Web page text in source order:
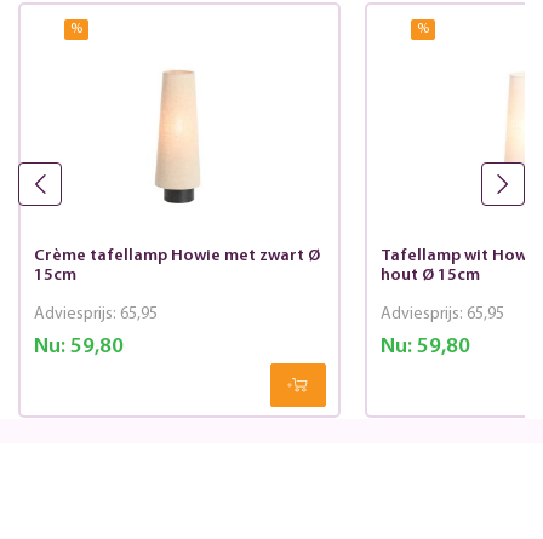
%
Crème tafellamp Howie met zwart Ø
15cm
Nu:59,80
Adviesprijs: 65,95
%
Tafellamp wit
hout Ø 15cm
Nu:59,80
Adviesprijs: 65,95